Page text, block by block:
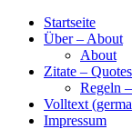
Startseite
Über – About
About
Zitate – Quotes
Regeln
Volltext
Impressum